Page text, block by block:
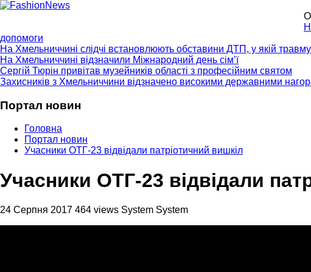
допомоги
На Хмельниччині слідчі встановлюють обставини ДТП, у якій
На Хмельниччині відзначили Міжнародний день сім’ї
Сергій Тюрін привітав музейників області з професійним святом
Захисників з Хмельниччини відзначено високими державними
Портал новин
Головна
Портал новин
Учасники ОТГ-23 відвідали патріотичний вишкіл
Учасники ОТГ-23 відвідали
24 Серпня 2017 464 views System System